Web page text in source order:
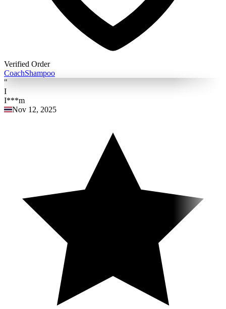
Verified Order
CoachShampoo
"
I
I***m
Nov 12, 2025